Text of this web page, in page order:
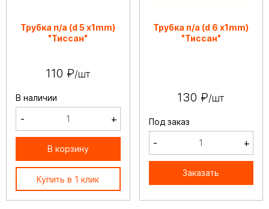
Трубка п/а (d 5 х1mm)
"Тиссан"
110 ₽/шт
В наличии
- +
В корзину
Купить в 1 клик
Трубка п/а (d 6 х1mm)
"Тиссан"
130 ₽/шт
Под заказ
- +
Заказать